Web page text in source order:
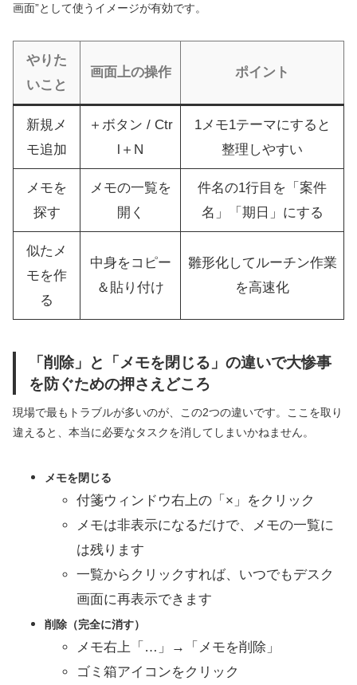
画面”として使うイメージが有効です。
やりた
いこと
画面上の操作 ポイント
新規メ
モ追加
＋ボタン / Ctr
l＋N
1メモ1テーマにすると
整理しやすい
メモを
探す
メモの一覧を
開く
件名の1行目を「案件
名」「期日」にする
似たメ
モを作
る
中身をコピー
＆貼り付け
雛形化してルーチン作業
を高速化
「削除」と「メモを閉じる」の違いで大惨事
を防ぐための押さえどころ
現場で最もトラブルが多いのが、この2つの違いです。ここを取り
違えると、本当に必要なタスクを消してしまいかねません。
メモを閉じる
付箋ウィンドウ右上の「×」をクリック
メモは非表示になるだけで、メモの一覧に
は残ります
一覧からクリックすれば、いつでもデスク
画面に再表示できます
削除（完全に消す）
メモ右上「…」→「メモを削除」
ゴミ箱アイコンをクリック